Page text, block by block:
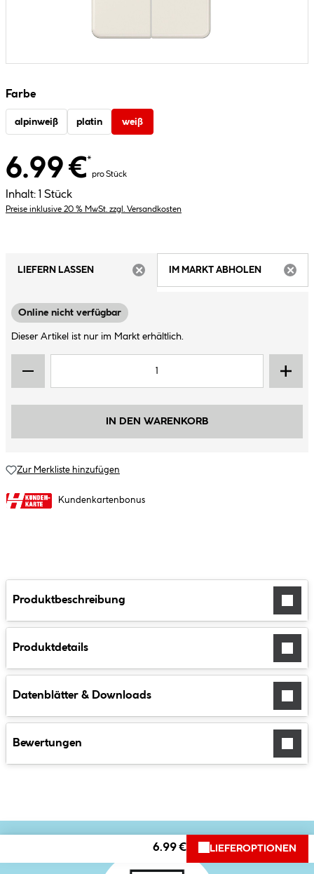
Farbe
alpinweiß platin weiß
6.99 €*
pro Stück
Inhalt: 1 Stück
Preise inklusive 20 % MwSt. zzgl. Versandkosten
LIEFERN LASSEN
IM MARKT ABHOLEN
Online nicht verfügbar
Dieser Artikel ist nur im Markt erhältlich.
IN DEN WARENKORB
Zur Merkliste hinzufügen
Kundenkartenbonus
Produktbeschreibung
Produktdetails
Datenblätter & Downloads
Bewertungen
6.99 € LIEFEROPTIONEN